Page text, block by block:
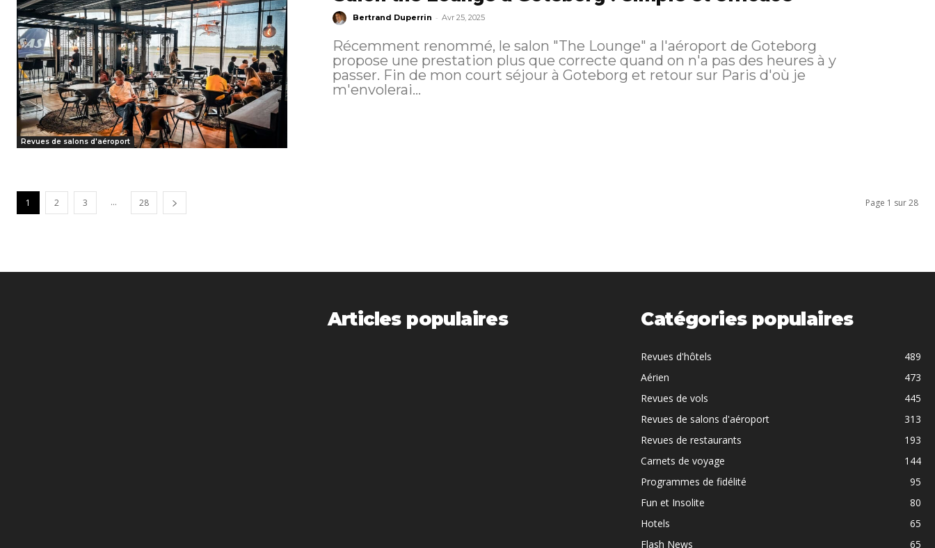
Revues de salons d'aéroport
Bertrand Duperrin - Avr 25, 2025
Récemment renommé, le salon "The Lounge" a l'aéroport de Goteborg
propose une prestation plus que correcte quand on n'a pas des heures à y
passer. Fin de mon court séjour à Goteborg et retour sur Paris d'où je
m'envolerai...
1 2 3 ... 28 Page 1 sur 28
Articles populaires Catégories populaires
Revues d'hôtels
489
Aérien
473
Revues de vols
445
Revues de salons d'aéroport
313
Revues de restaurants
193
Carnets de voyage
144
Programmes de fidélité
95
Fun et Insolite
80
Hotels
65
Flash News
65